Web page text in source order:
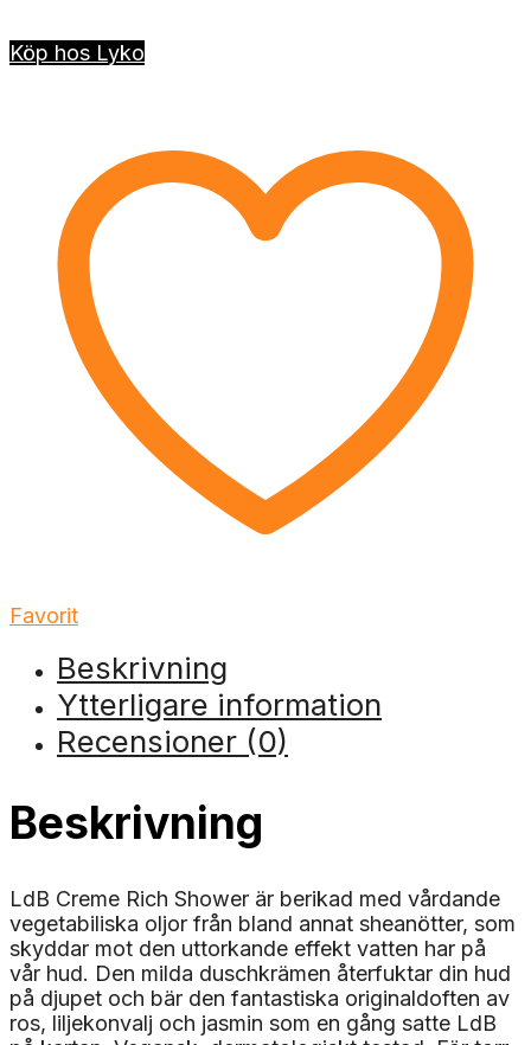
Köp hos Lyko
Favorit
Beskrivning
Ytterligare information
Recensioner (0)
Beskrivning
LdB Creme Rich Shower är berikad med vårdande
vegetabiliska oljor från bland annat sheanötter, som
skyddar mot den uttorkande effekt vatten har på
vår hud. Den milda duschkrämen återfuktar din hud
på djupet och bär den fantastiska originaldoften av
ros, liljekonvalj och jasmin som en gång satte LdB